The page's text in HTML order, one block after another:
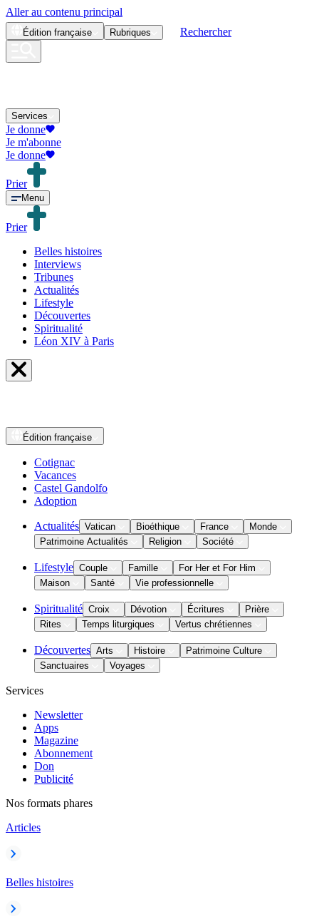
Aller au contenu principal
Édition française Rubriques Rechercher
Services
Je donne
Je m'abonne
Je donne
Prier
Menu
Prier
Belles histoires
Interviews
Tribunes
Actualités
Lifestyle
Découvertes
Spiritualité
Léon XIV à Paris
Édition française
Cotignac
Vacances
Castel Gandolfo
Adoption
Actualités Vatican Bioéthique France
Monde
Patrimoine Actualités
Religion Société
Lifestyle Couple Famille
For Her et For Him
Maison
Santé Vie professionnelle
Spiritualité Croix Dévotion Écritures
Prière
Rites
Temps liturgiques Vertus chrétiennes
Découvertes Arts Histoire
Patrimoine Culture
Sanctuaires
Voyages
Services
Newsletter
Apps
Magazine
Abonnement
Don
Publicité
Nos formats phares
Articles
Belles histoires